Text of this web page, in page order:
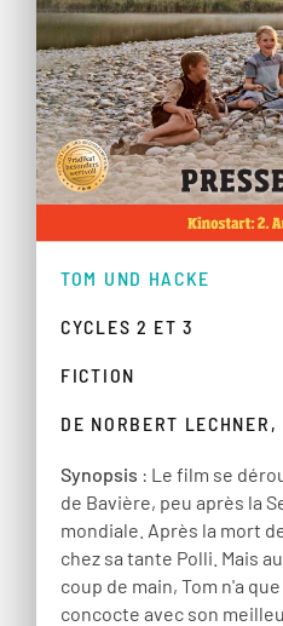
TOM UND HACKE
CYCLES 2 ET 3
FICTION
DE NORBERT
Synopsis : Le film se
de Bavière, peu après la
mondiale. Après la mort
chez sa tante Polli. Mais
coup de main, Tom n'a
concocte avec son